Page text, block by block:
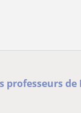
professeurs